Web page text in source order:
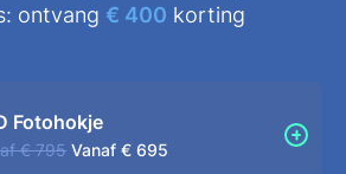
ontvang € 400 korting
Fotohokje
€ 795 Vanaf € 695